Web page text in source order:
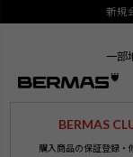
新規
一部
BERMAS
購入商品の保証登録・